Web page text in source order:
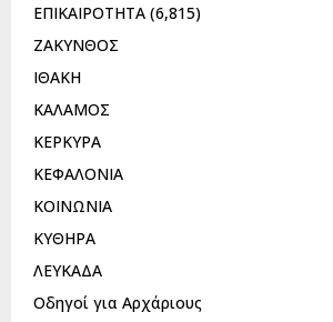
ΕΠΙΚΑΙΡΟΤΗΤΑ (6,815)
ΖΑΚΥΝΘΟΣ
ΙΘΑΚΗ
ΚΑΛΑΜΟΣ
ΚΕΡΚΥΡΑ
ΚΕΦΑΛΟΝΙΑ
ΚΟΙΝΩΝΙΑ
ΚΥΘΗΡΑ
ΛΕΥΚΑΔΑ
Οδηγοί για Αρχάριους